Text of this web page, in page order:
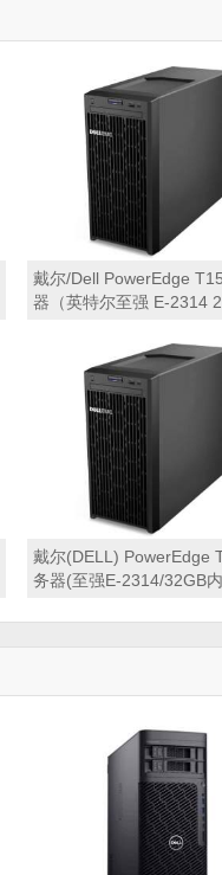
戴尔/Dell PowerEdge
器（英特尔至强 E-2314
态硬盘+2块*2TB 硬盘丨
卡丨单电源丨三年保修）
戴尔(DELL) PowerEdge
务器(至强E-2314/32GB内
RAID卡/三年质保)